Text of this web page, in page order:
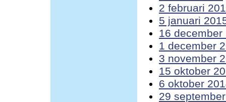
2 februari
5 januari
16 december
1 december
3 november
15 oktober
6 oktober
29